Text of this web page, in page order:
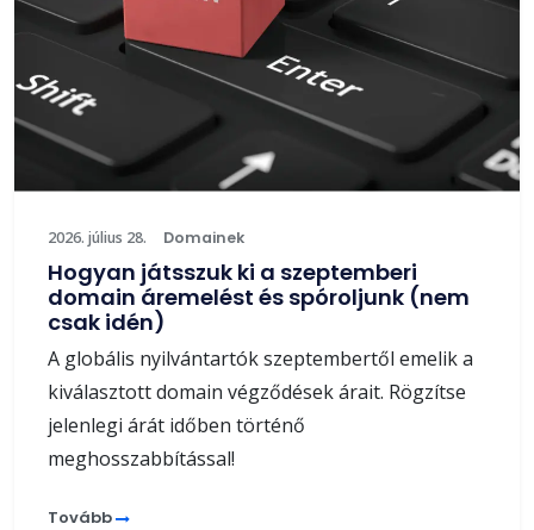
2026. július 28. Domainek
Hogyan játsszuk ki a szeptemberi
domain áremelést és spóroljunk (nem
csak idén)
A globális nyilvántartók szeptembertől emelik a
kiválasztott domain végződések árait. Rögzítse
jelenlegi árát időben történő
meghosszabbítással!
Tovább